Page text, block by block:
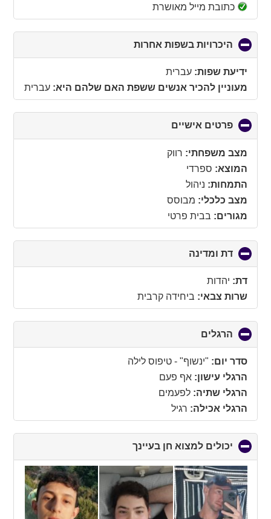
contents
כתובת מייל מאושרת
היכרויות בשפות אחרות
to
ידיעת שפות: עברית
מעוניין להכיר אנשים ששפת האם שלהם היא: עברית
פרטים אישיים
to
collapse
contents
מצב משפחתי: רווק
המוצא: ספרדי
התמחות: ניהול
מצב כלכלי: מבוסס
מגורים: בבית פרטי
דת ומדינה
to
דת: יהדות
שרות צבאי: ביחידה קרבית
הרגלים
to
collapse
סדר יום: "ינשוף" - טיפוס לילה
הרגלי עישון: אף פעם
הרגלי שתיה: לפעמים
הרגלי אכילה: רגיל
יכולים למצוא חן בעיינך
to
collapse
contents